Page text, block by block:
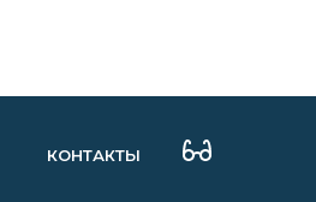
КОНТАКТЫ